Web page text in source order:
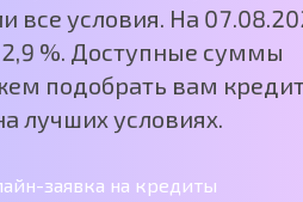
все условия. На
%. Доступные суммы
подобрать вам
лучших условиях.
заявка на кредиты